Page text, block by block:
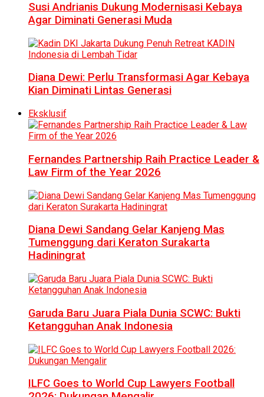
Susi Andrianis Dukung Modernisasi Kebaya
Agar Diminati Generasi Muda
Diana Dewi: Perlu Transformasi Agar Kebaya
Kian Diminati Lintas Generasi
Eksklusif
Fernandes Partnership Raih Practice Leader &
Law Firm of the Year 2026
Diana Dewi Sandang Gelar Kanjeng Mas
Tumenggung dari Keraton Surakarta
Hadiningrat
Garuda Baru Juara Piala Dunia SCWC: Bukti
Ketangguhan Anak Indonesia
ILFC Goes to World Cup Lawyers Football